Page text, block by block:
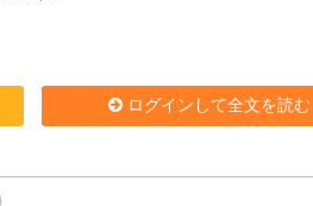
ログインして全文を読む